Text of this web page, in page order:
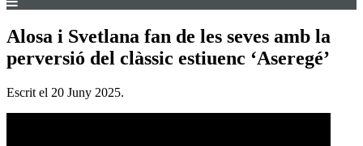
Alosa i Svetlana fan de les seves amb la
perversió del clàssic estiuenc ‘Aseregé’
Escrit el 20 Juny 2025.